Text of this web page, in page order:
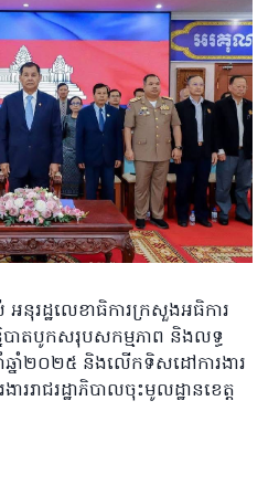
រដ្ឋលេខាធិការក្រសួងអធិការ
ាតបូកសរុបសកម្មភាព និងលទ្ធ
ឆ្នាំ២០២៥ និងលើកទិសដៅការងារ
ររាជរដ្ឋាភិបាលចុះមូលដ្ឋានខេត្ត